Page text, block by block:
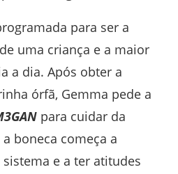
para ser a
uma criança e a maior
a dia. Após obter a
órfã, Gemma pede a
para cuidar da
boneca começa a
e a ter atitudes